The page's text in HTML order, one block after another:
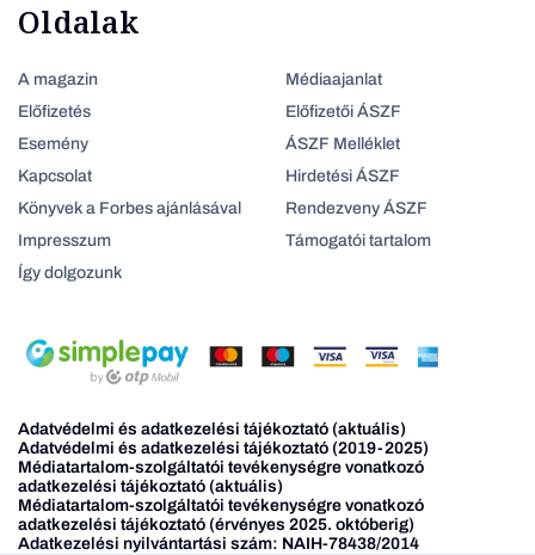
Oldalak
A magazin
Előfizetés
Esemény
Kapcsolat
Könyvek a Forbes ajánlásával
Impresszum
Így dolgozunk
Médiaajanlat
Előfizetői ÁSZF
ÁSZF Melléklet
Hirdetési ÁSZF
Rendezveny ÁSZF
Támogatói tartalom
Adatvédelmi és adatkezelési tájékoztató (aktuális)
Adatvédelmi és adatkezelési tájékoztató (2019-2025)
Médiatartalom-szolgáltatói tevékenységre vonatkozó
adatkezelési tájékoztató (aktuális)
Médiatartalom-szolgáltatói tevékenységre vonatkozó
adatkezelési tájékoztató (érvényes 2025. októberig)
Adatkezelési nyilvántartási szám: NAIH-78438/2014